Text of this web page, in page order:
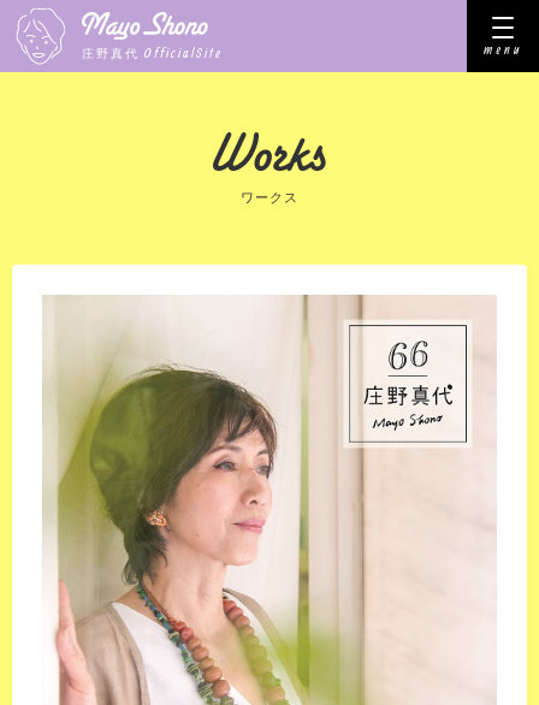
庄野真代 OfficialSite
ワークス
menu